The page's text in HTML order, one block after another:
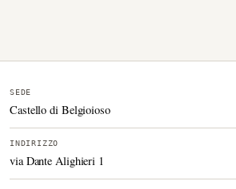
SEDE
Castello di Belgioioso
INDIRIZZO
via Dante Alighieri 1